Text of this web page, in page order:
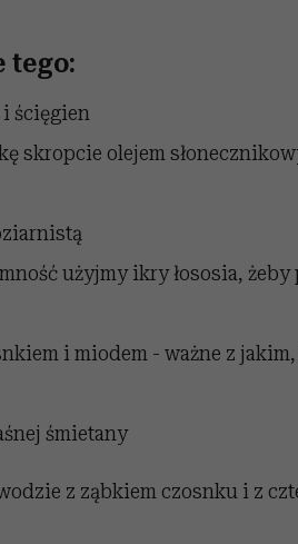
tego:
ścięgien
skropcie olejem
użyjmy ikry łososia, żeby
i miodem - ważne z
śmietany
z ząbkiem czosnku i z